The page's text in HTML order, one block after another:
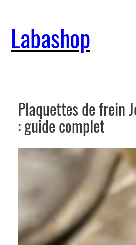
contenu
Labashop
Plaquettes de frein
: guide complet